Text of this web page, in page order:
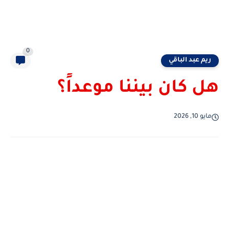
ريم عبد الباقي
0
هل كان بيننا موعداً؟
مايو 10, 2026